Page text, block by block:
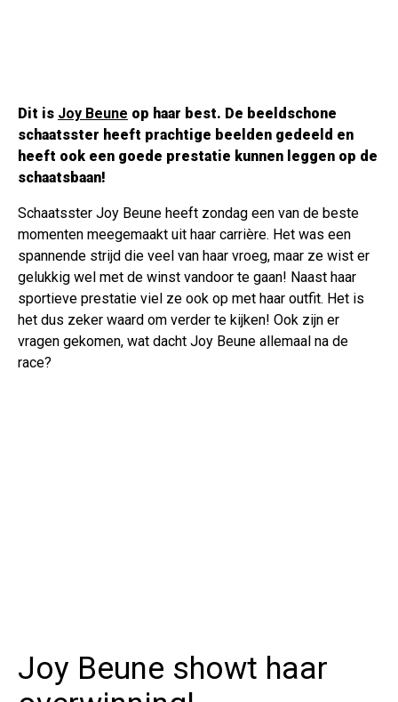
Dit is Joy Beune op haar best. De beeldschone
schaatsster heeft prachtige beelden gedeeld en
heeft ook een goede prestatie kunnen leggen op de
schaatsbaan!
Schaatsster Joy Beune heeft zondag een van de beste
momenten meegemaakt uit haar carrière. Het was een
spannende strijd die veel van haar vroeg, maar ze wist er
gelukkig wel met de winst vandoor te gaan! Naast haar
sportieve prestatie viel ze ook op met haar outfit. Het is
het dus zeker waard om verder te kijken! Ook zijn er
vragen gekomen, wat dacht Joy Beune allemaal na de
race?
Joy Beune showt haar